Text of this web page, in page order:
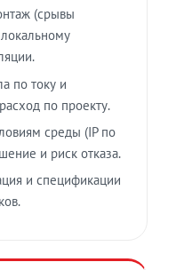
(срывы
по току и
по проекту.
среды (IP по
и риск отказа.
и спецификации